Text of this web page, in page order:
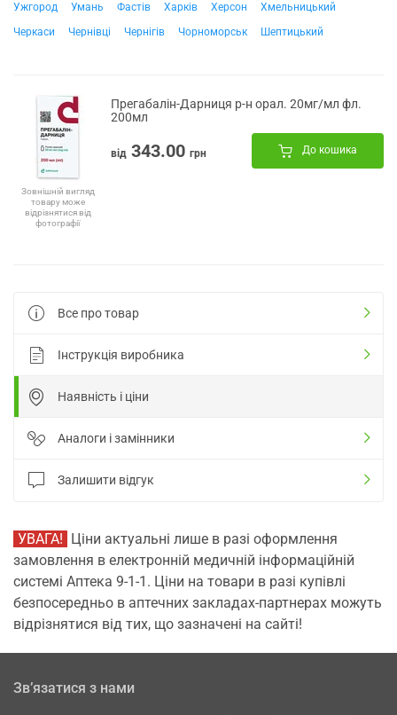
Ужгород
Умань Фастів Харків Херсон
Хмельницький
Черкаси
Чернівці Чернігів Чорноморськ Шептицький
Зовнішній вигляд
товару може
відрізнятися від
фотографії
Прегабалін-Дарниця р-н орал. 20мг/мл фл.
200мл
від 343.00 грн До кошика
Все про товар
Інструкція виробника
Наявність і ціни
Аналоги і замінники
Залишити відгук
УВАГА! Ціни актуальні лише в разі оформлення
замовлення в електронній медичній інформаційній
системі Аптека 9-1-1. Ціни на товари в разі купівлі
безпосередньо в аптечних закладах-партнерах можуть
відрізнятися від тих, що зазначені на сайті!
Зв’язатися з нами